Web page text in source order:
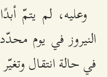
وعليه، لم يتمّ
النيروز في يوم
في حالة انتقال